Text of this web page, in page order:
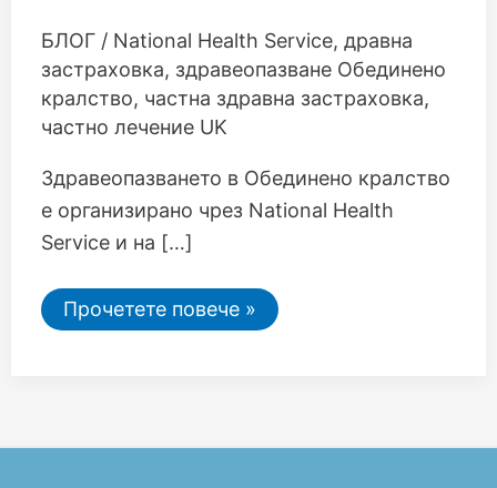
БЛОГ/ National Health Service, дравна
застраховка, здравеопазване Обединено
кралство, частна здравна застраховка,
частно лечение UK
Здравеопазването в Обединено кралство
е организирано чрез National Health
Service и на […]
Прочетете повече »